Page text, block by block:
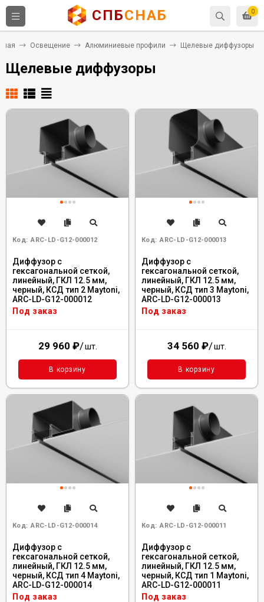
0
СПБСНАБ
Освещение Алюминиевые профили Щелевые диффузоры
Щелевые диффузоры
Код: ARC-LD-G12-000012
Диффузор с
гексагональной сеткой,
линейный, ГКЛ 12.5 мм,
черный, КСД тип 2 Maytoni,
ARC-LD-G12-000012
Под заказ
29 960 ₽/шт.
В корзину
Код: ARC-LD-G12-000013
Диффузор с
гексагональной сеткой,
линейный, ГКЛ 12.5 мм,
черный, КСД тип 3 Maytoni,
ARC-LD-G12-000013
Под заказ
34 560 ₽/шт.
В корзину
Код: ARC-LD-G12-000014
Диффузор с
гексагональной сеткой,
линейный, ГКЛ 12.5 мм,
черный, КСД тип 4 Maytoni,
ARC-LD-G12-000014
Под заказ
Код: ARC-LD-G12-000011
Диффузор с
гексагональной сеткой,
линейный, ГКЛ 12.5 мм,
черный, КСД тип 1 Maytoni,
ARC-LD-G12-000011
Под заказ